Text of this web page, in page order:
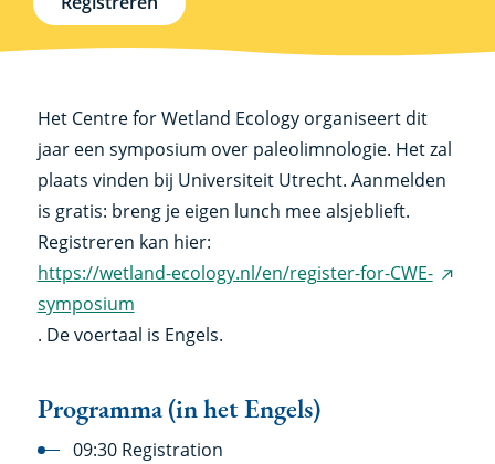
Het Centre for Wetland Ecology organiseert dit
jaar een symposium over paleolimnologie. Het zal
plaats vinden bij Universiteit Utrecht. Aanmelden
is gratis: breng je eigen lunch mee alsjeblieft.
Registreren kan hier:
https://wetland-ecology.nl/en/register-for-CWE-
symposium
. De voertaal is Engels.
Programma (in het Engels)
09:30 Registration